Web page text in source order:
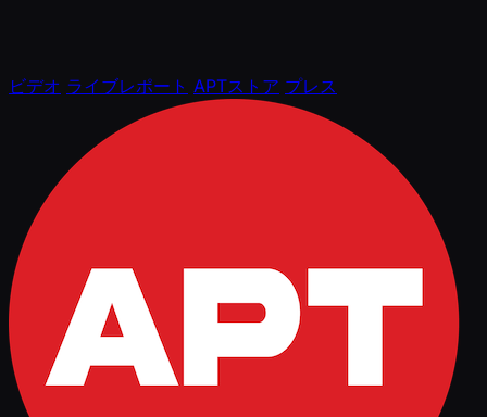
ビデオ ライブレポート APTストア プレス